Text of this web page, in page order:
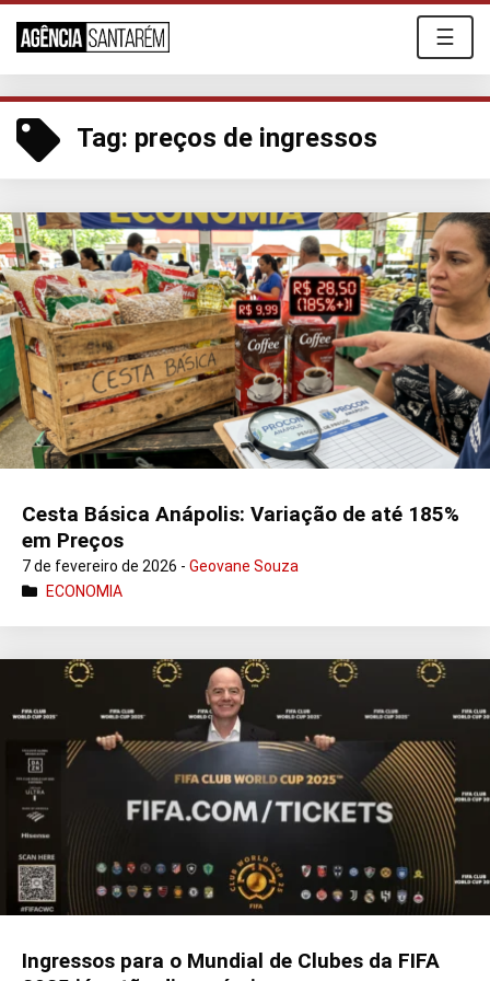
☰
Tag: preços de ingressos
Cesta Básica Anápolis: Variação de até 185%
em Preços
7 de fevereiro de 2026 - Geovane Souza
ECONOMIA
Ingressos para o Mundial de Clubes da FIFA